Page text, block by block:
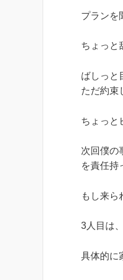
プランを
ちょっと
ばしっと
ただ約束
ちょっと
次回僕の
を責任持
もし来ら
3人目は
具体的に